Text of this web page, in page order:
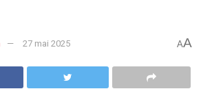
27 mai 2025 AA